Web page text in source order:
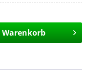
Warenkorb